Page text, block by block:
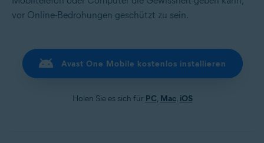
vor Online-Bedrohungen geschützt zu sein.
Avast One Mobile kostenlos installieren
Holen Sie es sich für PC, Mac, iOS